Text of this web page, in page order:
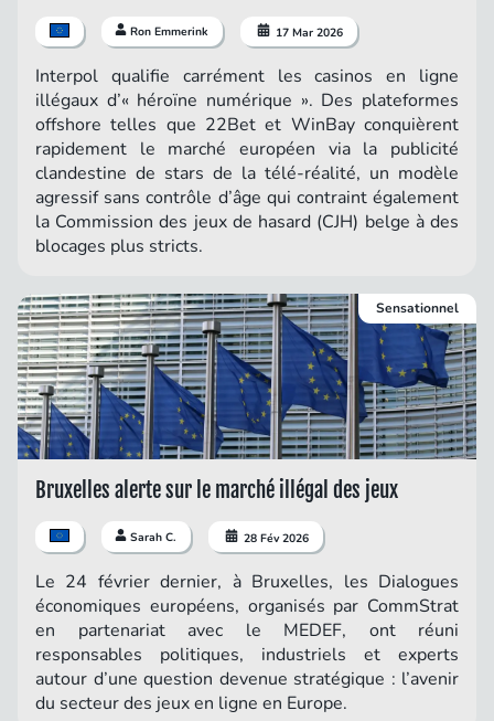
Ron Emmerink 17 Mar 2026
Interpol qualifie carrément les casinos en ligne
illégaux d’« héroïne numérique ». Des plateformes
offshore telles que 22Bet et WinBay conquièrent
rapidement le marché européen via la publicité
clandestine de stars de la télé-réalité, un modèle
agressif sans contrôle d’âge qui contraint également
la Commission des jeux de hasard (CJH) belge à des
blocages plus stricts.
Bruxelles alerte sur le marché illégal des jeux
Sarah C. 28 Fév 2026
Le 24 février dernier, à Bruxelles, les Dialogues
économiques européens, organisés par CommStrat
en partenariat avec le MEDEF, ont réuni
responsables politiques, industriels et experts
autour d’une question devenue stratégique : l’avenir
du secteur des jeux en ligne en Europe.
Sensationnel